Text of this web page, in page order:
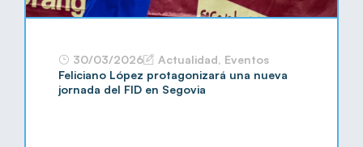
30/03/2026 Actualidad, Eventos
Feliciano López protagonizará una nueva
jornada del FID en Segovia